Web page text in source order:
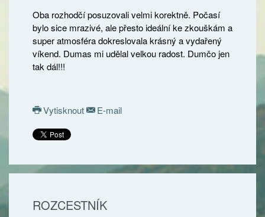
Oba rozhodčí posuzovali velmi korektně. Počasí
bylo sice mrazivé, ale přesto ideální ke zkouškám a
super atmosféra dokreslovala krásný a vydařený
víkend. Dumas mi udělal velkou radost. Dumčo jen
tak dál!!!
Vytisknout E-mail
ROZCESTNÍK